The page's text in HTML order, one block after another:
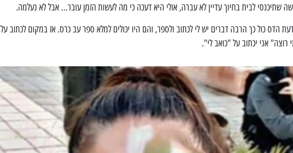
שתיכנסי לבית בחיוך עדיין לא עברה, אולי היא דעכה כי מה לעשות הזמן עובר… אבל לא נעלמה.
הדס כול כך הרבה דברים יש לי לכתוב ולספר, והם היו יכולים למלא ספר עב כרס. אז במקום לכתוב על
רוצה" אני יכתוב על "כואב לי".